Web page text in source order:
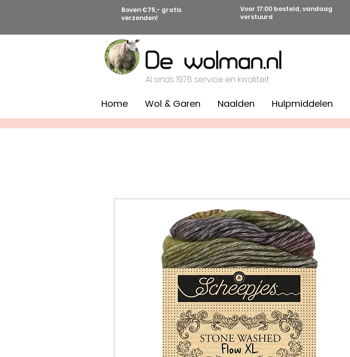
Boven €75,- gratis
verzenden!
Voor 17:00 besteld, vandaag
verstuurd
Al sinds 1976 service en kwaliteit
Home Wol & Garen Naalden Hulpmiddelen